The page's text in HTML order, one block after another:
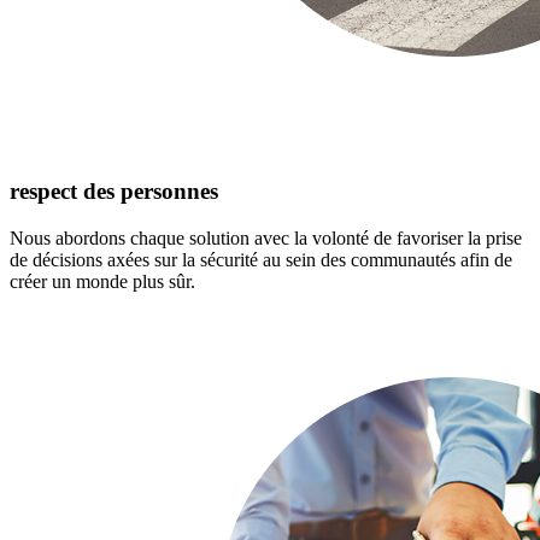
respect des personnes
Nous abordons chaque solution avec la volonté de favoriser la prise
de décisions axées sur la sécurité au sein des communautés afin de
créer un monde plus sûr.